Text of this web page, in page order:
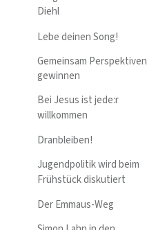
Diehl
Lebe deinen Song!
Gemeinsam Perspektiven
gewinnen
Bei Jesus ist jede:r
willkommen
Dranbleiben!
Jugendpolitik wird beim
Frühstück diskutiert
Der Emmaus-Weg